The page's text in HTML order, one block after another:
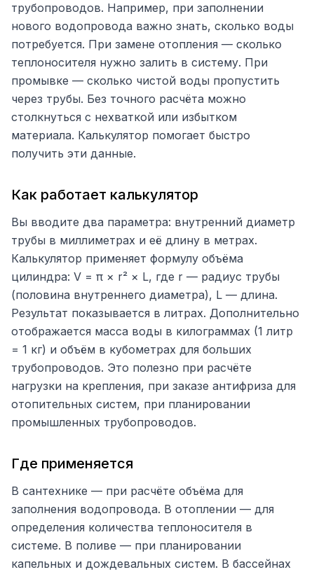
трубопроводов. Например, при заполнении
нового водопровода важно знать, сколько воды
потребуется. При замене отопления — сколько
теплоносителя нужно залить в систему. При
промывке — сколько чистой воды пропустить
через трубы. Без точного расчёта можно
столкнуться с нехваткой или избытком
материала. Калькулятор помогает быстро
получить эти данные.
Как работает калькулятор
Вы вводите два параметра: внутренний диаметр
трубы в миллиметрах и её длину в метрах.
Калькулятор применяет формулу объёма
цилиндра: V = π × r² × L, где r — радиус трубы
(половина внутреннего диаметра), L — длина.
Результат показывается в литрах. Дополнительно
отображается масса воды в килограммах (1 литр
= 1 кг) и объём в кубометрах для больших
трубопроводов. Это полезно при расчёте
нагрузки на крепления, при заказе антифриза для
отопительных систем, при планировании
промышленных трубопроводов.
Где применяется
В сантехнике — при расчёте объёма для
заполнения водопровода. В отоплении — для
определения количества теплоносителя в
системе. В поливе — при планировании
капельных и дождевальных систем. В бассейнах